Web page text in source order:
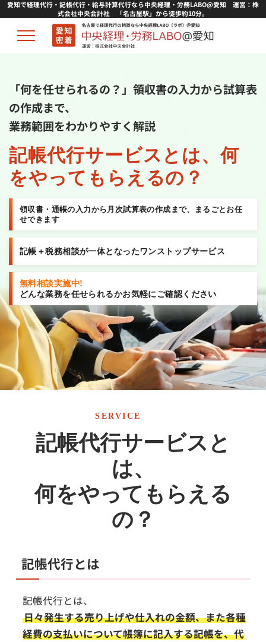
愛知で経理代行・記帳代行・給与計算代行なら中央経理・労務LABO@愛知 運営：株
式会社中央会計社 「名古屋駅」から徒歩約10分。
「何を任せられるの？」領収書の入力から試算表
の作成まで、
業務範囲をわかりやすく解説
記帳代行サービスとは、何
をやってもらえるの？
領収書・通帳の入力から月次試算表の作成まで、まるごとお任
せできます
記帳＋税務相談が一体となったワンストップサービス
無料相談実施中!
どんな業務を任せられるかお気軽にご確認ください
SERVICE
記帳代行サービスと
は、
何をやってもらえる
の？
記帳代行とは
記帳代行とは、
日々発生する売り上げや仕入れの金額、また各種
経費の支払いについて帳簿に記入する記帳を、代